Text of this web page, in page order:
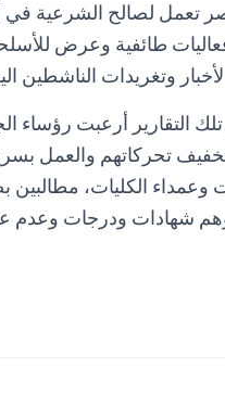
تعمل لصالح الشرعية
طائفية وعرض
وتغريدات الناشطين
التقارير أرعبت
تحركاتهم والعمل
وعمداء الكليات،
شهادات ودرجات وعدم